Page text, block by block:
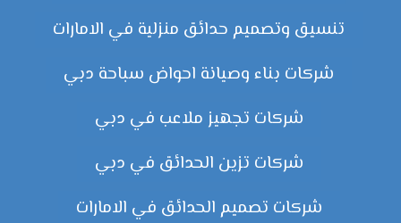
تنسيق وتصميم حدائق منزلية في الامارات
شركات بناء وصيانة احواض سباحة دبي
شركات تجهيز ملاعب في دبي
شركات تزين الحدائق في دبي
شركات تصميم الحدائق في الامارات